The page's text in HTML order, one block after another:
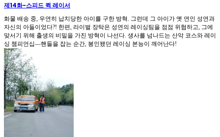
제14화-스피드 퀵 레이서
화물 배송 중, 우연히 납치당한 아이를 구한 방혁. 그런데 그 아이가 옛 연인 성연과
자신의 아들이었다?! 한편, 라이벌 장탁은 성연의 레이싱팀을 점점 위협하고, 그에
맞서기 위해 출생의 비밀을 가진 방혁이 나선다. 생사를 넘나드는 산악 코스와 레이
싱 챔피언십—핸들을 잡는 순간, 봉인됐던 레이싱 본능이 깨어난다!